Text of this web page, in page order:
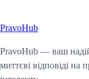
Почати консультацію
PravoHub
PravoHub — ваш
миттєві відповіді